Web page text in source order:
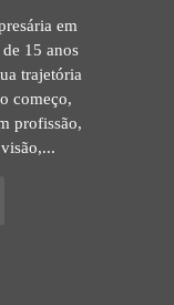
em
15 anos
trajetória
começo,
profissão,